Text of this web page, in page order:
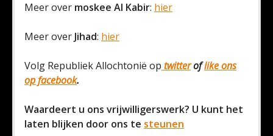
Meer over moskee Al Kabir: hier
Meer over Jihad: hier
Volg Republiek Allochtonië op twitteroflike ons
op facebook.
Waardeert u ons vrijwilligerswerk? U kunt het
laten blijken door ons te steunen